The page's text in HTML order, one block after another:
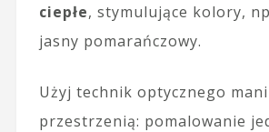
ciepłe, stymulujące kolory,
jasny pomarańczowy.
Użyj technik optycznego
przestrzenią: pomalowanie